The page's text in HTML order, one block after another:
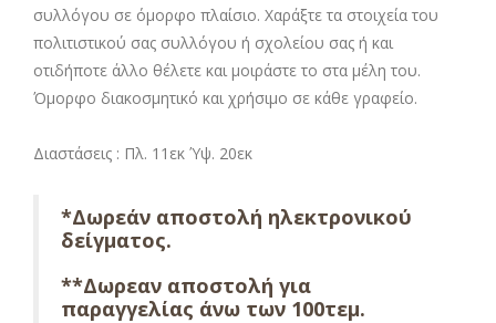
συλλόγου σε όμορφο πλαίσιο. Χαράξτε τα στοιχεία του
πολιτιστικού σας συλλόγου ή σχολείου σας ή και
οτιδήποτε άλλο θέλετε και μοιράστε το στα μέλη του.
Όμορφο διακοσμητικό και χρήσιμο σε κάθε γραφείο.
Διαστάσεις : Πλ. 11εκ Ύψ. 20εκ
*Δωρεάν αποστολή ηλεκτρονικού
δείγματος.
**Δωρεαν αποστολή για
παραγγελίας άνω των 100τεμ.